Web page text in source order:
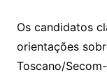
p
y
Li
n
at
s
A
p
s
s
lo
o
Os candidatos
orientações
Toscano/